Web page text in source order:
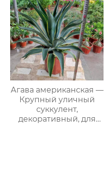
Агава американская —
Крупный уличный
суккулент,
декоративный, для